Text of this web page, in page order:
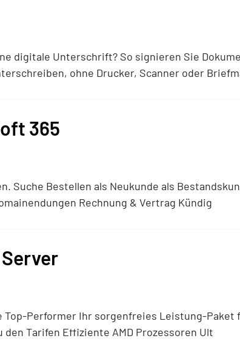
digitale Unterschrift? So signieren Sie
ohne Drucker, Scanner oder
365
Suche Bestellen als Neukunde als
Rechnung & Vertrag Kündig
Top-Performer Ihr sorgenfreies Leistung-
Tarifen​​​​​​ Effiziente AMD Prozessoren Ult